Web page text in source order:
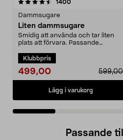
1400recensioner
Dammsugare
Liten dammsugare
Smidig att använda och tar liten
plats att förvara. Passande
Klubbpris
499,00 599,00
Lägg i varukorg
4.0 av 5 stjärnor
Passande